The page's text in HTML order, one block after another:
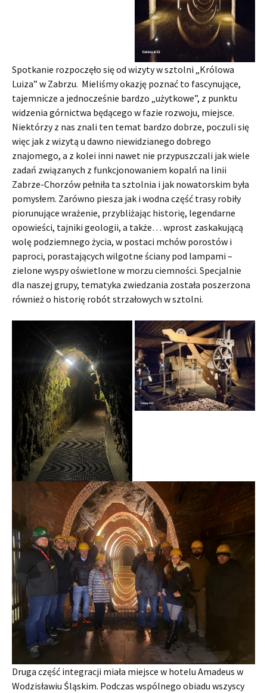
Spotkanie rozpoczęło się od wizyty w sztolni „Królowa
Luiza” w Zabrzu. Mieliśmy okazję poznać to fascynujące,
tajemnicze a jednocześnie bardzo „użytkowe”, z punktu
widzenia górnictwa będącego w fazie rozwoju, miejsce.
Niektórzy z nas znali ten temat bardzo dobrze, poczuli się
więc jak z wizytą u dawno niewidzianego dobrego
znajomego, a z kolei inni nawet nie przypuszczali jak wiele
zadań związanych z funkcjonowaniem kopalń na linii
Zabrze-Chorzów pełniła ta sztolnia i jak nowatorskim była
pomysłem. Zarówno piesza jak i wodna część trasy robiły
piorunujące wrażenie, przybliżając historię, legendarne
opowieści, tajniki geologii, a także… wprost zaskakującą
wolę podziemnego życia, w postaci mchów porostów i
paproci, porastających wilgotne ściany pod lampami –
zielone wyspy oświetlone w morzu ciemności. Specjalnie
dla naszej grupy, tematyka zwiedzania została poszerzona
również o historię robót strzałowych w sztolni.
Druga część integracji miała miejsce w hotelu Amadeus w
Wodzisławiu Śląskim. Podczas wspólnego obiadu wszyscy